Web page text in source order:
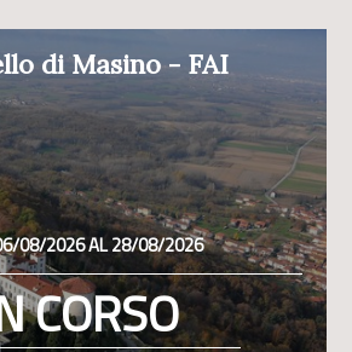
di Masino - FAI
08/2026 AL 28/08/2026
CORSO